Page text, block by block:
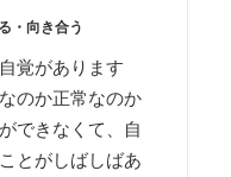
・向き合う
覚があります
のか正常なのか
できなくて、自
とがしばしばあ